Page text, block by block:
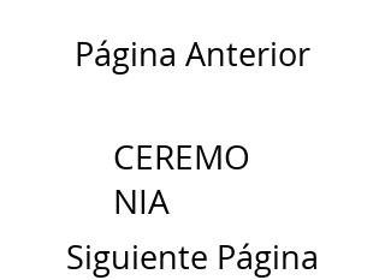
Página Anterior
CEREMO
NIA
Siguiente Página